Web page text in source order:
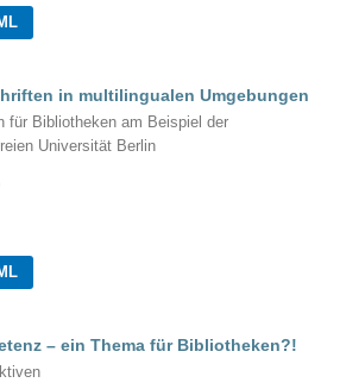
in multilingualen Umgebungen
für Bibliotheken am Beispiel der
Universität Berlin
– ein Thema für Bibliotheken?!